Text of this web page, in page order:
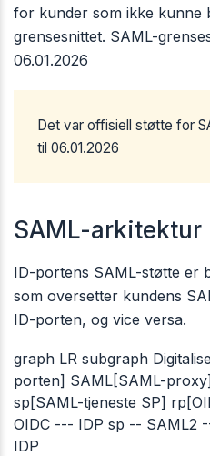
for kunder som ikke kunne
grensesnittet. SAML-
06.01.2026
Det var offisiell støtte for
til 06.01.2026
SAML-arkitektur
ID-portens SAML-støtte er
som oversetter kundens
ID-porten, og vice versa.
graph LR subgraph
porten] SAML[SAML-
sp[SAML-tjeneste SP]
OIDC --- IDP sp -- SAML2
IDP